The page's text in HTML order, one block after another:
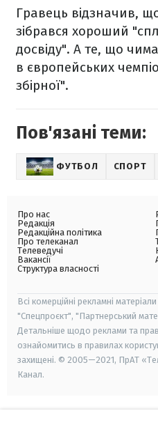
Гравець відзначив,
зібрався хороший
досвіду". А те, що
в європейських
збірної".
Пов'язані теми:
ФУТБОЛ СПОРТ
Про нас
Редакція
Редакційна політика
Про телеканал
Телеведучі
Вакансії
Структура власності
Всі комерційні рекламні
"Спецпроєкт", "Партнерський
Детальніше щодо реклами та
ознайомитись в правилах
захищені. © 2005—2021, ПрАТ
Канал.